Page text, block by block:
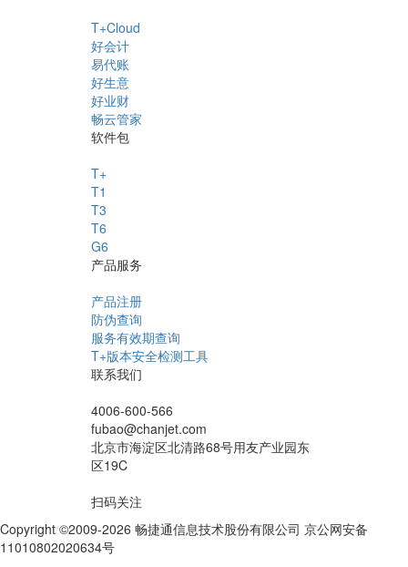
T+Cloud
好会计
易代账
好生意
好业财
畅云管家
软件包
T+
T1
T3
T6
G6
产品服务
产品注册
防伪查询
服务有效期查询
T+版本安全检测工具
联系我们
4006-600-566
fubao@chanjet.com
北京市海淀区北清路68号用友产业园东
区19C
扫码关注
Copyright ©2009-2026 畅捷通信息技术股份有限公司 京公网安备
11010802020634号